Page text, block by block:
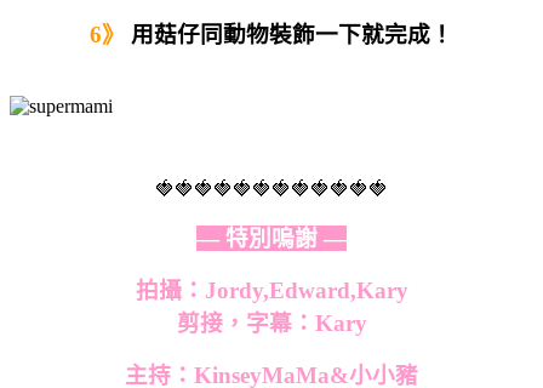
6》 用菇仔同動物裝飾一下就完成！
🍓🍓🍓🍓🍓🍓🍓🍓🍓🍓🍓🍓
— 特別嗚謝 —
拍攝：Jordy,Edward,Kary
剪接，字幕： Kary
主持：KinseyMaMa&小小豬